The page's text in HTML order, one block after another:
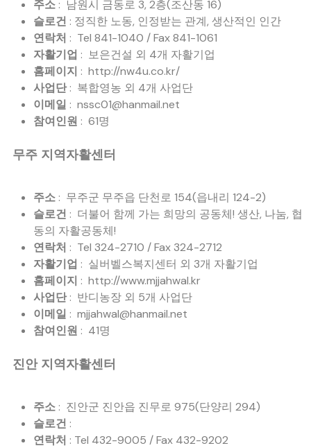
주소 : 남원시 금동로 3, 2층(조산동 16)
슬로건 : 정직한 노동, 인정받는 관계, 생산적인 인간
연락처 : Tel 841-1040 / Fax 841-1061
자활기업 : 보은건설 외 4개 자활기업
홈페이지 : http://nw4u.co.kr/
사업단: 복합영농 외 4개 사업단
이메일 : nssc01@hanmail.net
참여인원 : 61명
무주 지역자활센터
주소 : 무주군 무주읍 단천로 154(읍내리 124-2)
슬로건 : 더불어 함께 가는 희망의 공동체! 생산, 나눔, 협
동의 자활공동체!
연락처 : Tel 324-2710 / Fax 324-2712
자활기업 : 실버벨스복지센터 외 3개 자활기업
홈페이지 : http://www.mjjahwal.kr
사업단: 반디농장 외 5개 사업단
이메일 : mjjahwal@hanmail.net
참여인원 : 41명
진안 지역자활센터
주소 : 진안군 진안읍 진무로 975(단양리 294)
슬로건 :
연락처 : Tel 432-9005 / Fax 432-9202